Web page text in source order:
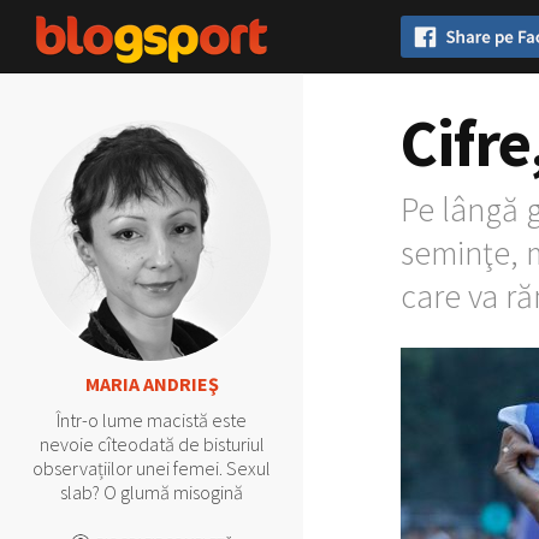
MARIA ANDRIEŞ
Într-o lume macistă este
nevoie cîteodată de bisturiul
observațiilor unei femei. Sexul
slab? O glumă misogină
Pe lângă
seminţe,
care va